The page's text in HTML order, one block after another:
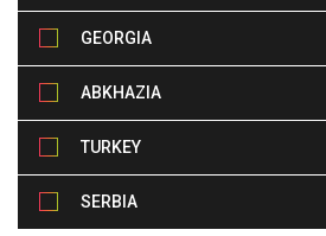
GEORGIA
ABKHAZIA
TURKEY
SERBIA